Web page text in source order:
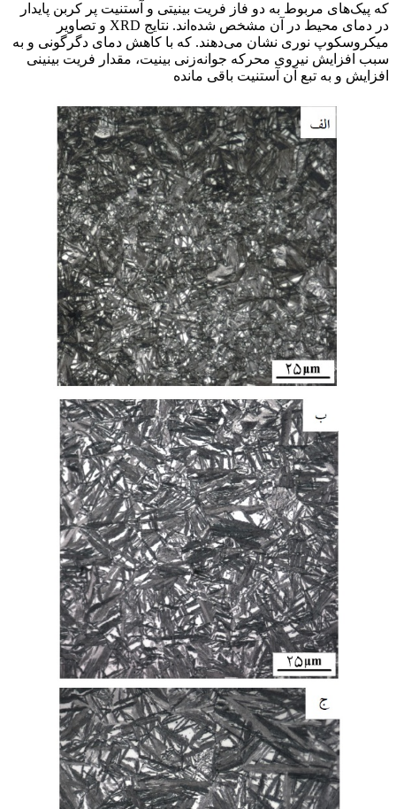
که پیک‌های مربوط به دو فاز فریت بینیتی و آستنیت پر کربن پایدار
در دمای محیط در آن مشخص شده‌اند. نتایج XRD و تصاویر
میکروسکوپ نوری نشان می‌دهند. که با کاهش دمای دگرگونی و به
سبب افزایش نیروی محرکه جوانه‌زنی بینیت، مقدار فریت بینینی
افزایش و به تبع آن آستنیت باقی مانده